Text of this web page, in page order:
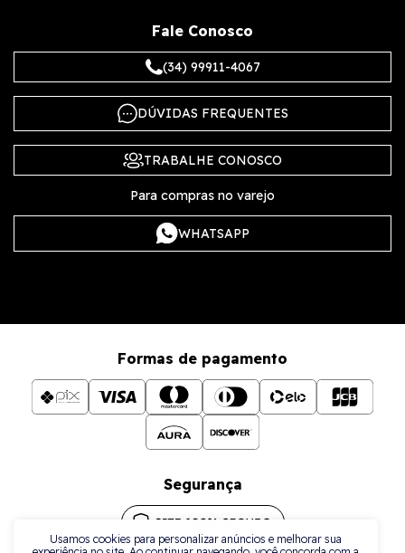
Usamos cookies para personalizar anúncios e melhorar sua
Fale Conosco
(34) 99911-4067
DÚVIDAS FREQUENTES
TRABALHE CONOSCO
Para compras no varejo
WHATSAPP
Formas de pagamento
Segurança